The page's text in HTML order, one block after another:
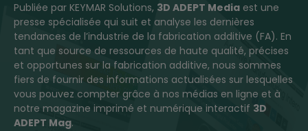
Publiée par KEYMAR Solutions, 3D ADEPT Media est une
presse spécialisée qui suit et analyse les dernières
tendances de l’industrie de la fabrication additive (FA). En
tant que source de ressources de haute qualité, précises
et opportunes sur la fabrication additive, nous sommes
fiers de fournir des informations actualisées sur lesquelles
vous pouvez compter grâce à nos médias en ligne et à
notre magazine imprimé et numérique interactif 3D
ADEPT Mag.